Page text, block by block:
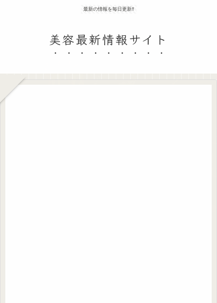
最新の情報を毎日更新‼
美容最新情報サイト